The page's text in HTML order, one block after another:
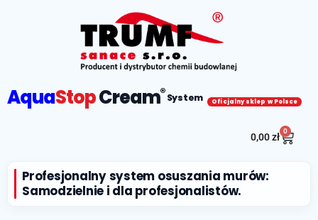
AquaStopCream®System Oficjalny sklep w Polsce
0,00zł
0
Profesjonalny system osuszania murów:
Samodzielnie i dla profesjonalistów.